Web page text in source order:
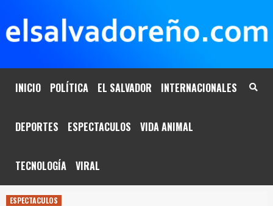
contenido
INICIO POLÍTICA EL SALVADOR INTERNACIONALES
DEPORTES ESPECTACULOS VIDA ANIMAL
TECNOLOGÍA VIRAL
ESPECTACULOS